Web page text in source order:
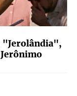
"Jerolândia",